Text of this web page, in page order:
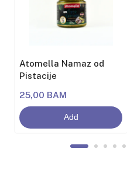
Atomella Namaz od
Pistacije
25,00 BAM
Add